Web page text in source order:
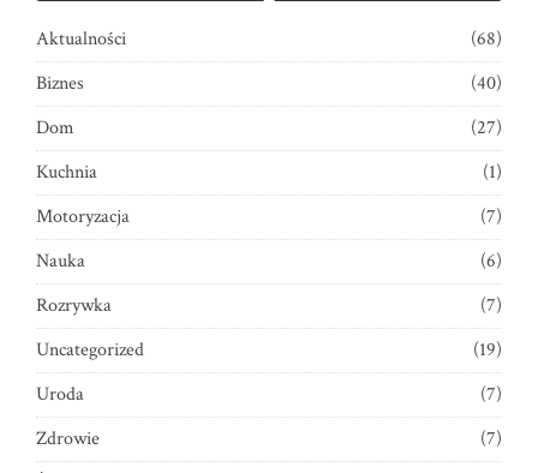
Aktualności
(68)
Biznes
(40)
Dom
(27)
Kuchnia
(1)
Motoryzacja
(7)
Nauka
(6)
Rozrywka
(7)
Uncategorized
(19)
Uroda
(7)
Zdrowie
(7)